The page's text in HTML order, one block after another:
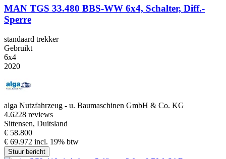
MAN TGS 33.480 BBS-WW 6x4, Schalter, Diff.-
Sperre
standaard trekker
Gebruikt
6x4
2020
alga Nutzfahrzeug - u. Baumaschinen GmbH & Co. KG
4.6228 reviews
Sittensen, Duitsland
€ 58.800
€ 69.972 incl. 19% btw
Stuur bericht